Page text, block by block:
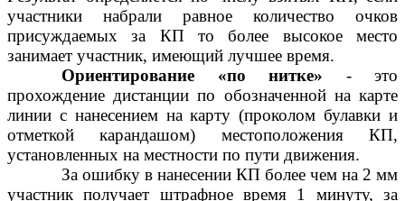
участники набрали равное количество очков
присуждаемых за КП то более высокое место
занимает участник, имеющий лучшее время.
Ориентирование «по нитке» - это
прохождение дистанции по обозначенной на карте
линии с нанесением на карту (проколом булавки и
отметкой карандашом) местоположения КП,
установленных на местности по пути движения.
За ошибку в нанесении КП более чем на 2 мм
участник получает штрафное время 1 минуту, за